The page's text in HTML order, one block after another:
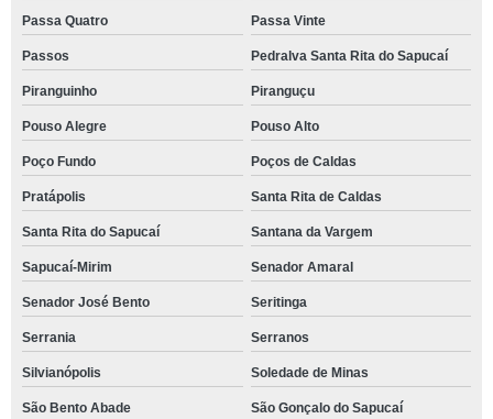
Passa Quatro Passa Vinte
Passos Pedralva Santa Rita do Sapucaí
Piranguinho Piranguçu
Pouso Alegre Pouso Alto
Poço Fundo Poços de Caldas
Pratápolis Santa Rita de Caldas
Santa Rita do Sapucaí Santana da Vargem
Sapucaí-Mirim Senador Amaral
Senador José Bento Seritinga
Serrania Serranos
Silvianópolis Soledade de Minas
São Bento Abade São Gonçalo do Sapucaí